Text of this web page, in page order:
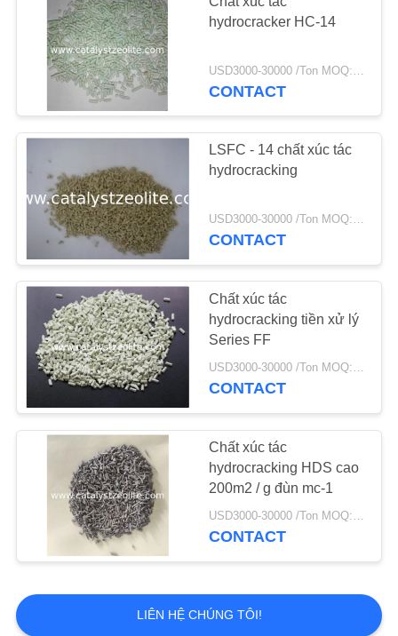
hydrocracker HC-14
CONTACT
LSFC - 14 chất xúc tác
hydrocracking
USD3000-30000 /Ton MOQ:1 kg
CONTACT
Chất xúc tác
hydrocracking tiền xử lý
Series FF
USD3000-30000 /Ton MOQ:1 kg
CONTACT
Chất xúc tác
hydrocracking HDS cao
200m2 / g đùn mc-1
USD3000-30000 /Ton MOQ:1 kg
CONTACT
LIÊN HỆ CHÚNG TÔI!